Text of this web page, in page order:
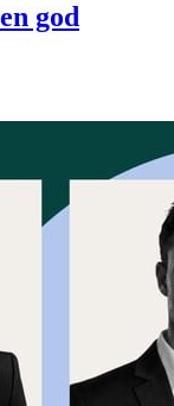
god